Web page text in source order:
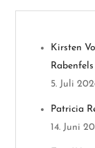
s
n
v
Kirsten
Rabenfels
5. Juli
Patricia
14. Juni